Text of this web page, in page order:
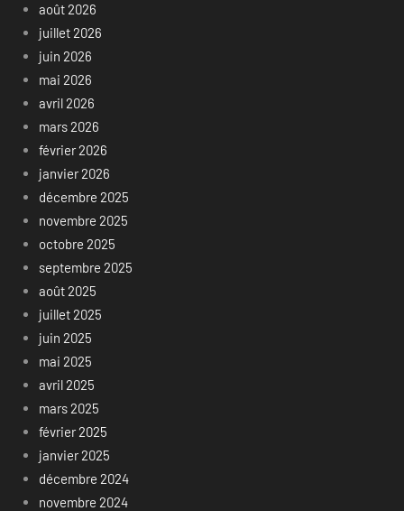
août 2026
juillet 2026
juin 2026
mai 2026
avril 2026
mars 2026
février 2026
janvier 2026
décembre 2025
novembre 2025
octobre 2025
septembre 2025
août 2025
juillet 2025
juin 2025
mai 2025
avril 2025
mars 2025
février 2025
janvier 2025
décembre 2024
novembre 2024